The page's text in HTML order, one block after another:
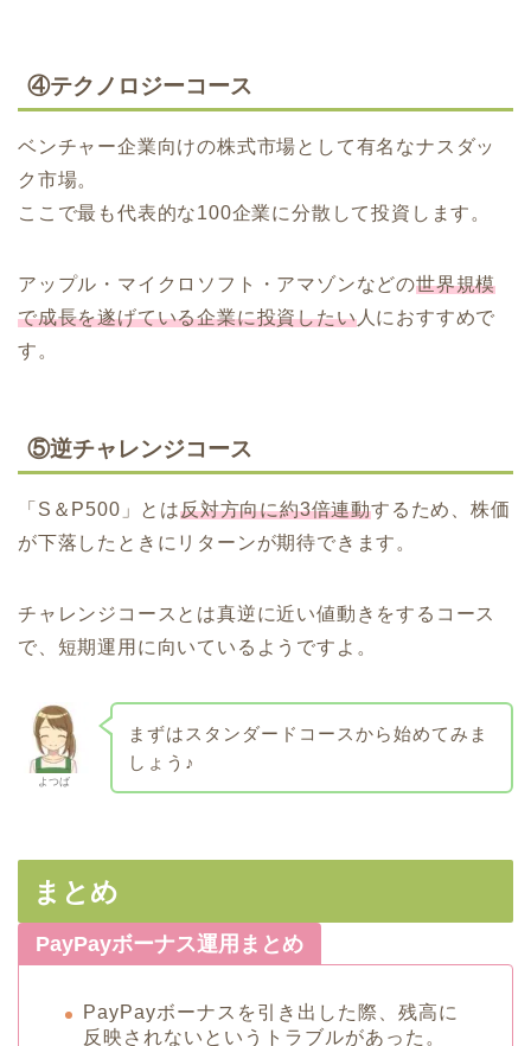
④テクノロジーコース
ベンチャー企業向けの株式市場として有名なナスダッ
ク市場。
ここで最も代表的な100企業に分散して投資します。
アップル・マイクロソフト・アマゾンなどの世界規模
で成長を遂げている企業に投資したい人におすすめで
す。
⑤逆チャレンジコース
「S＆P500」とは反対方向に約3倍連動するため、株価
が下落したときにリターンが期待できます。
チャレンジコースとは真逆に近い値動きをするコース
で、短期運用に向いているようですよ。
よつば
まずはスタンダードコースから始めてみま
しょう♪
まとめ
PayPayボーナス運用まとめ
PayPayボーナスを引き出した際、残高に
反映されないというトラブルがあった。